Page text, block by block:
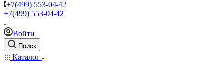
+7(499) 553-04-42
+7(499) 553-04-42
Войти
Поиск
Каталог